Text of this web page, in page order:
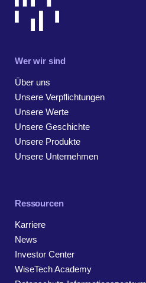
Wer wir sind
Über uns
Unsere Verpflichtungen
Unsere Werte
Unsere Geschichte
Unsere Produkte
Unsere Unternehmen
Ressourcen
Karriere
News
Investor Center
WiseTech Academy